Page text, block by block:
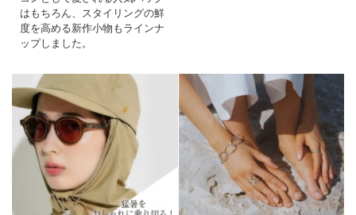
はもちろん、スタイリングの鮮
度を高める新作小物もラインナ
ップしました。